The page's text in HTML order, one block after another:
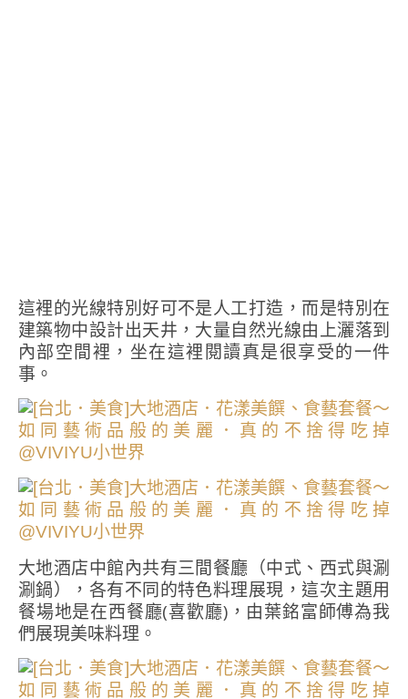
這裡的光線特別好可不是人工打造，而是特別在
建築物中設計出天井，大量自然光線由上灑落到
內部空間裡，坐在這裡閱讀真是很享受的一件
事。
大地酒店中館內共有三間餐廳（中式、西式與涮
涮鍋），各有不同的特色料理展現，這次主題用
餐場地是在西餐廳(喜歡廳)，由葉銘富師傅為我
們展現美味料理。